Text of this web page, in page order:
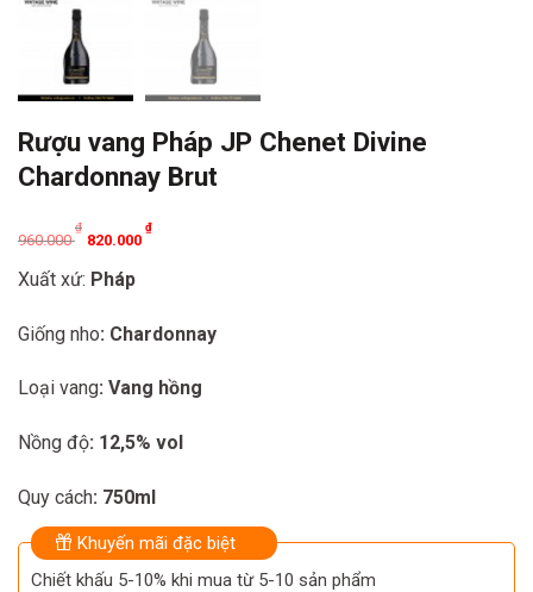
Rượu vang Pháp JP Chenet Divine
Chardonnay Brut
960.000
₫
Original
price
was:
960.000 ₫.
820.000
₫
Current
price
is:
820.000 ₫.
Xuất xứ: Pháp
Giống nho: Chardonnay
Loại vang: Vang hồng
Nồng độ: 12,5% vol
Quy cách: 750ml
Khuyến mãi đặc biệt
Chiết khấu 5-10% khi mua từ 5-10 sản phẩm